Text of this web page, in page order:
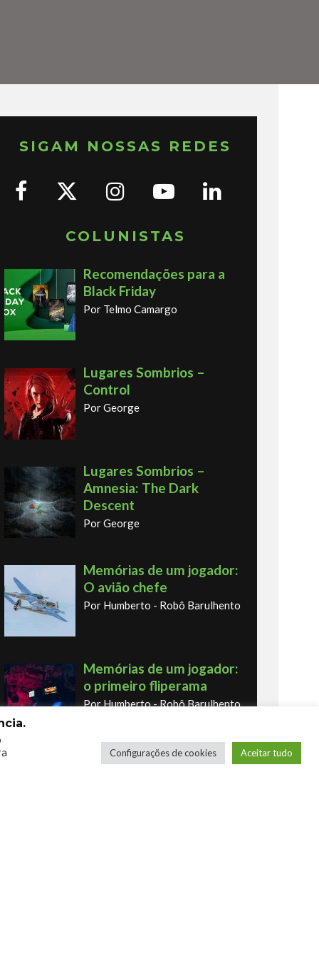
SIGAM NOSSAS REDES
COLUNISTAS
Recomendações para a
Black Friday
Por Telmo Camargo
Lugares Sombrios –
Control
Por George
Lugares Sombrios –
Amnesia: The Dark
Descent
Por George
Memórias de um jogador:
O avião chefe
Por Humberto - Robô Barulhento
Memórias de um jogador:
o primeiro fliperama
Por Humberto - Robô Barulhento
Os novos Retrôs – Xbox
Configurações de cookies Aceitar tudo